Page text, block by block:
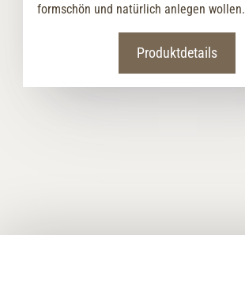
formschön und natürlich anlegen wollen.
Produktdetails